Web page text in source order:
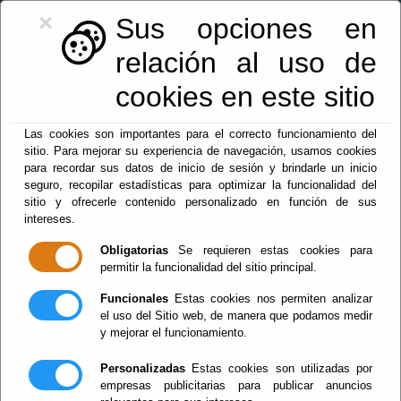
×
Sus opciones en
relación al uso de
cookies en este sitio
Las cookies son importantes para el correcto funcionamiento del
sitio. Para mejorar su experiencia de navegación, usamos cookies
para recordar sus datos de inicio de sesión y brindarle un inicio
seguro, recopilar estadísticas para optimizar la funcionalidad del
sitio y ofrecerle contenido personalizado en función de sus
intereses.
Obligatorias Se requieren estas cookies para
permitir la funcionalidad del sitio principal.
Funcionales Estas cookies nos permiten analizar
el uso del Sitio web, de manera que podamos medir
y mejorar el funcionamiento.
Personalizadas Estas cookies son utilizadas por
empresas publicitarias para publicar anuncios
Servicios Sociales
Inicio
Presentación
Servicio Provincial de Servicios Sociales
Actualidad
Servicios Sociales Comunitarios
Centros de Servicios Sociales Comunitarios
Derechos y deberes personas usuarias